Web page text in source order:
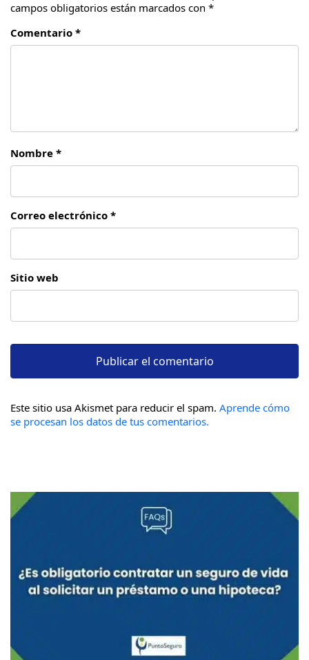
campos obligatorios están marcados con *
Comentario *
Nombre *
Correo electrónico *
Sitio web
Este sitio usa Akismet para reducir el spam. Aprende cómo
se procesan los datos de tus comentarios.